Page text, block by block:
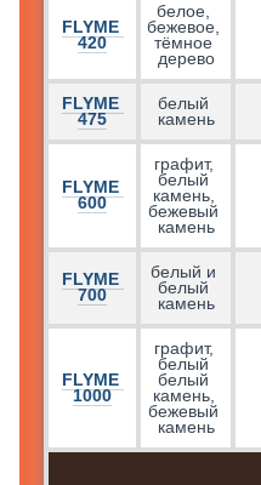
FLYME
420
белое,
бежевое,
тёмное
дерево
FLYME
475
белый
камень
FLYME
600
графит,
белый
камень,
бежевый
камень
FLYME
700
белый и
белый
камень
FLYME
1000
графит,
белый
белый
камень,
бежевый
камень